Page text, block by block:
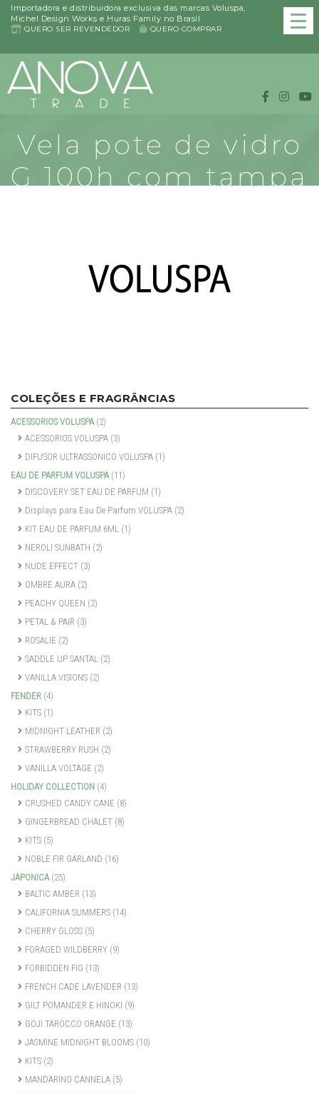
Importadora e distribuidora exclusiva das marcas Voluspa,
Michel Design Works e Huras Family no Brasil
QUERO SER REVENDEDOR QUERO COMPRAR
Vela pote de vidro
G 100h com tampa
Conheça os produtos da linha Vela pote de vidro G 100h com
tampa de vidro Holiday/Japonica da VOLUSPA
COLEÇÕES E FRAGRÂNCIAS
ACESSORIOS VOLUSPA(2)
ACESSORIOS VOLUSPA (3)
DIFUSOR ULTRASSONICO VOLUSPA (1)
EAU DE PARFUM VOLUSPA(11)
DISCOVERY SET EAU DE PARFUM (1)
Displays para Eau De Parfum VOLUSPA (2)
KIT EAU DE PARFUM 6ML (1)
NEROLI SUNBATH (2)
NUDE EFFECT (3)
OMBRE AURA (2)
PEACHY QUEEN (2)
PETAL & PAIR (3)
ROSALIE (2)
SADDLE UP SANTAL (2)
VANILLA VISIONS (2)
FENDER (4)
KITS (1)
MIDNIGHT LEATHER (2)
STRAWBERRY RUSH (2)
VANILLA VOLTAGE (2)
HOLIDAY COLLECTION (4)
CRUSHED CANDY CANE (8)
GINGERBREAD CHALET (8)
KITS (5)
NOBLE FIR GARLAND (16)
JAPONICA(25)
BALTIC AMBER (13)
CALIFORNIA SUMMERS (14)
CHERRY GLOSS (5)
FORAGED WILDBERRY (9)
FORBIDDEN FIG (13)
FRENCH CADE LAVENDER (13)
GILT POMANDER E HINOKI (9)
GOJI TAROCCO ORANGE (13)
JASMINE MIDNIGHT BLOOMS (10)
KITS (2)
MANDARINO CANNELA (5)